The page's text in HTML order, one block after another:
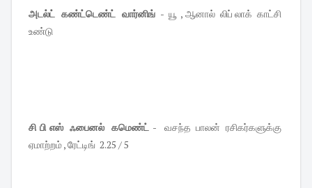
அடல்ட் கண்ட்டெண்ட் வார்னிங் - யூ , ஆனால் லிப் லாக் காட்சி
உண்டு
சி பி எஸ் ஃபைனல் கமெண்ட் - வசந்த பாலன் ரசிகர்களுக்கு
ஏமாற்றம் , ரேட்டிங் 2.25 / 5